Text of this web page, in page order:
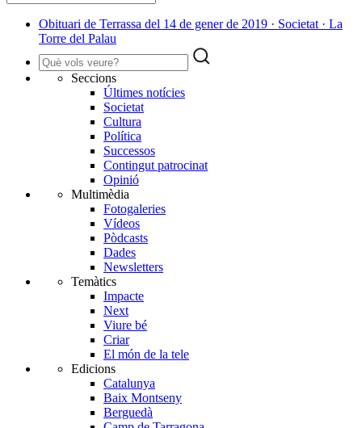
Obituari de Terrassa del 14 de gener de 2019 · Societat · La
Torre del Palau
Seccions
Últimes notícies
Societat
Cultura
Política
Successos
Contingut patrocinat
Opinió
Multimèdia
Fotogaleries
Vídeos
Pòdcasts
Dades
Newsletters
Temàtics
Impacte
Next
Viure bé
Criar
El món de la tele
Edicions
Catalunya
Baix Montseny
Berguedà